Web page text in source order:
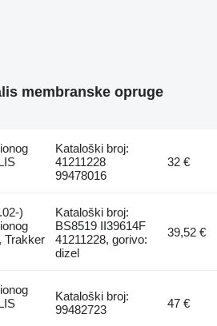
membranske opruge
Kataloški broj:
41211228
99478016
32 €
)
Trakker
Kataloški broj:
BS8519 II39614F
41211228, gorivo:
dizel
39,52 €
Kataloški broj:
99482723
47 €